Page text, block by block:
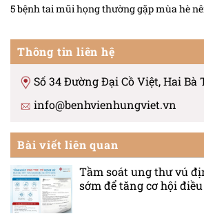
5 bệnh tai mũi họng thường gặp mùa hè
Thông tin liên hệ
Số 34 Đường Đại Cồ Việt, Hai Bà
info@benhvienhungviet.vn
Bài viết liên quan
Tầm soát ung thư vú
sớm để tăng cơ hội